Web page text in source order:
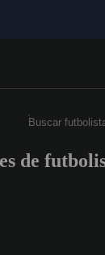
Ingresa
de